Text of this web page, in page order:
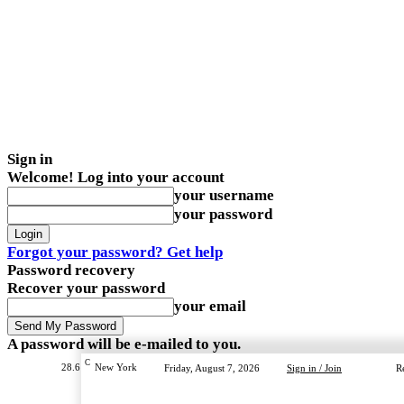
Sign in
Welcome! Log into your account
your username
your password
Forgot your password? Get help
Password recovery
Recover your password
your email
A password will be e-mailed to you.
28.6 C New York Friday, August 7, 2026 Sign in / Join